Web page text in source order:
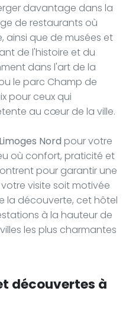
davantage dans la
de restaurants où
ainsi que de musées et
de l'histoire et du
dans l'art de la
le parc Champ de
pour ceux qui
au cœur de la ville.
Nord pour votre
où confort, praticité et
pour garantir une
visite soit motivée
la découverte, cet hôtel
à la hauteur de
les plus charmantes
découvertes à